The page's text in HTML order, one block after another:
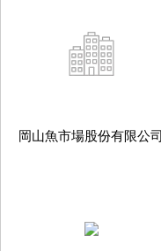
岡山魚市場股份有限公司